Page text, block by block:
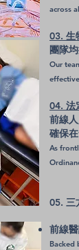
across
03. 生
團隊
Our
04. 法
前線
確保
As
05. 三
前線
Backed